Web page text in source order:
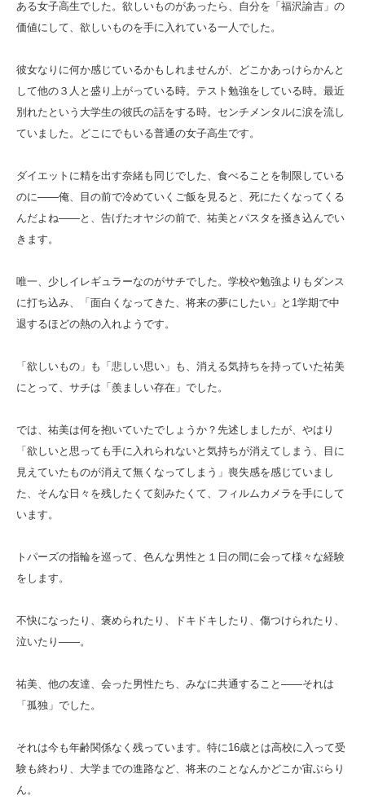
ある女子高生でした。欲しいものがあったら、自分を「福沢諭吉」の
価値にして、欲しいものを手に入れている一人でした。
彼女なりに何か感じているかもしれませんが、どこかあっけらかんと
して他の３人と盛り上がっている時。テスト勉強をしている時。最近
別れたという大学生の彼氏の話をする時。センチメンタルに涙を流し
ていました。どこにでもいる普通の女子高生です。
ダイエットに精を出す奈緒も同じでした、食べることを制限している
のに――俺、目の前で冷めていくご飯を見ると、死にたくなってくる
んだよね――と、告げたオヤジの前で、祐美とパスタを掻き込んでい
きます。
唯一、少しイレギュラーなのがサチでした。学校や勉強よりもダンス
に打ち込み、「面白くなってきた、将来の夢にしたい」と1学期で中
退するほどの熱の入れようです。
「欲しいもの」も「悲しい思い」も、消える気持ちを持っていた祐美
にとって、サチは「羨ましい存在」でした。
では、祐美は何を抱いていたでしょうか？先述しましたが、やはり
「欲しいと思っても手に入れられないと気持ちが消えてしまう、目に
見えていたものが消えて無くなってしまう」喪失感を感じていまし
た、そんな日々を残したくて刻みたくて、フィルムカメラを手にして
います。
トパーズの指輪を巡って、色んな男性と１日の間に会って様々な経験
をします。
不快になったり、褒められたり、ドキドキしたり、傷つけられたり、
泣いたり――。
祐美、他の友達、会った男性たち、みなに共通すること――それは
「孤独」でした。
それは今も年齢関係なく残っています。特に16歳とは高校に入って受
験も終わり、大学までの進路など、将来のことなんかどこか宙ぶらり
ん。